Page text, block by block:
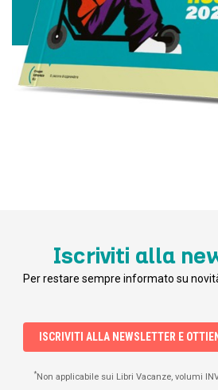
Iscriviti alla
Per restare sempre informato su
ISCRIVITI ALLA NEWSLETTER E
*Non applicabile sui Libri Vacanze, volumi